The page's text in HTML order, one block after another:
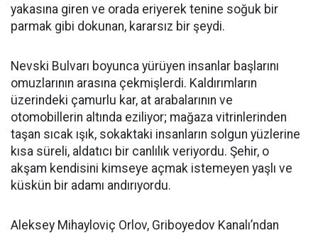
yakasına giren ve orada eriyerek tenine soğuk bir
parmak gibi dokunan, kararsız bir şeydi.
Nevski Bulvarı boyunca yürüyen insanlar başlarını
omuzlarının arasına çekmişlerdi. Kaldırımların
üzerindeki çamurlu kar, at arabalarının ve
otomobillerin altında eziliyor; mağaza vitrinlerinden
taşan sıcak ışık, sokaktaki insanların solgun yüzlerine
kısa süreli, aldatıcı bir canlılık veriyordu. Şehir, o
akşam kendisini kimseye açmak istemeyen yaşlı ve
küskün bir adamı andırıyordu.
Aleksey Mihayloviç Orlov, Griboyedov Kanalı’ndan